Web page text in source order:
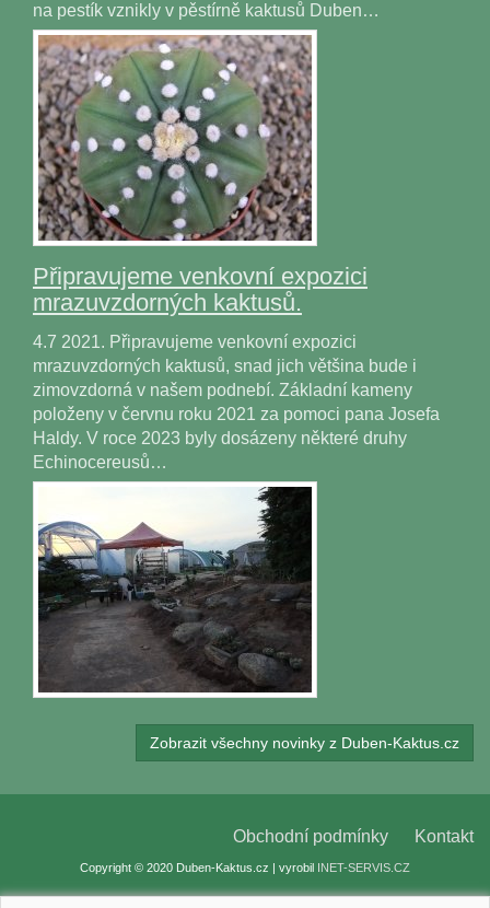
na pestík vznikly v pěstírně kaktusů Duben…
Připravujeme venkovní expozici
mrazuvzdorných kaktusů.
4.7 2021. Připravujeme venkovní expozici
mrazuvzdorných kaktusů, snad jich většina bude i
zimovzdorná v našem podnebí. Základní kameny
položeny v červnu roku 2021 za pomoci pana Josefa
Haldy. V roce 2023 byly dosázeny některé druhy
Echinocereusů…
Zobrazit všechny novinky z Duben-Kaktus.cz
Obchodní podmínky Kontakt
Copyright © 2020 Duben-Kaktus.cz | vyrobil INET-SERVIS.CZ